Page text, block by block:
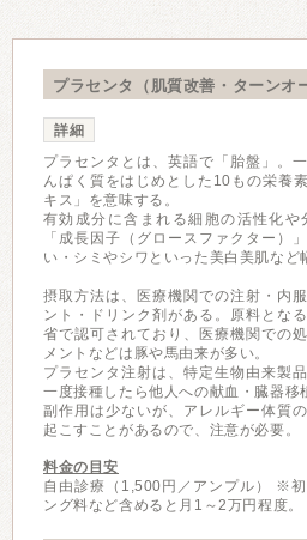
プラセンタ（肌質改善・ターンオ
詳細
プラセンタとは、英語で「胎盤」。
んぱく質をはじめとした10もの栄養
キス」を意味する。
有効成分に含まれる細胞の活性化や
「成長因子（グロースファクター）
い・シミやシワといった美白美肌など
摂取方法は、医療機関での注射・内
ント・ドリンク剤がある。原料とな
省で認可されており、医療機関での
メントなどは豚や馬由来が多い。
プラセンタ注射は、特定生物由来製
一度接種したら他人への献血・臓器移
副作用は少ないが、アレルギー体質
起こすことがあるので、注意が必要。
料金の目安
自由診療（1,500円／アンプル） ※
ング料など含めると月1～2万円程度。